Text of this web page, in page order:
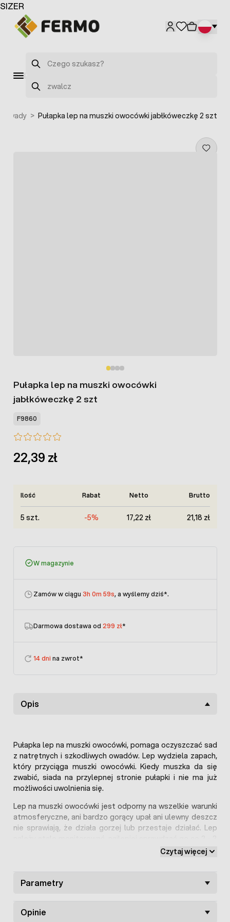
Przejdź do treści
Szukaj
Szukaj
owady > Pułapka lep na muszki owocówki jabłkóweczkę 2 szt
Pułapka lep na muszki owocówki
jabłkóweczkę 2 szt
F9860
22,39 zł
Ilość Rabat Netto Brutto
5 szt. -5% 17,22 zł 21,18 zł
W magazynie
Zamów w ciągu 3h 0m 59s, a wyślemy dziś*.
Darmowa dostawa od 299 zł*
14 dni na zwrot*
Opis
Pułapka lep na muszki owocówki, pomaga oczyszczać sad
z natrętnych i szkodliwych owadów. Lep wydziela zapach,
który przyciąga muszki owocówki. Kiedy muszka da się
zwabić, siada na przylepnej stronie pułapki i nie ma już
możliwości uwolnienia się.
Lep na muszki owocówki jest odporny na wszelkie warunki
atmosferyczne, ani bardzo gorący upał ani ulewny deszcz
nie sprawiają, że działa gorzej lub przestaje działać. Lep
dni i w razie, gdyby się zapełnił należy go wymienić. Lep
sierpnia (Przez cały okres pojawiania się muszek
Owocówka jabłkóweczka - jak zwalczyć robaki
Czytaj więcej
Parametry
Opinie
SIZER